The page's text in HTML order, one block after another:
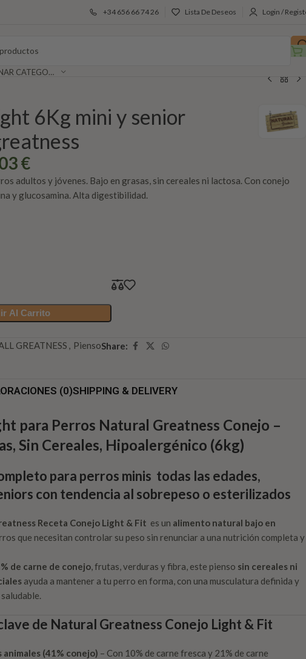
+34 656 66 74 26 Lista De Deseos Login /
SELECCIONAR CATEGORÍA
6Kg mini y senior
€
adultos y jóvenes. Bajo en grasas, sin cereales ni lactosa. Con conejo
y glucosamina. Alta digestibilidad.
Al Carrito
GREATNESS PiensoShare:
(0)SHIPPING & DELIVERY
para Perros Natural Greatness Conejo –
Sin Cereales, Hipoalergénico (6kg)
para perros minis todas las edades,
con tendencia al sobrepeso o esterilizados
Receta Conejo Light & Fit es un alimento natural bajo en
que necesitan controlar su peso sin renunciar a una nutrición completa y
de carne de conejo , frutas, verduras y fibra, este pienso sin cereales ni
ayuda a mantener a tu perro en forma, con una musculatura definida y
de Natural Greatness Conejo Light & Fit
(41% conejo) – Con 10% de carne fresca y 21% de carne